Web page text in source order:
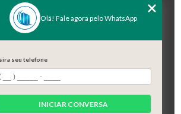
EMPRESA
PRODUTOS
MAPA DO SITE
Olá! Fale agora pelo WhatsApp
seu telefone
INICIAR CONVERSA